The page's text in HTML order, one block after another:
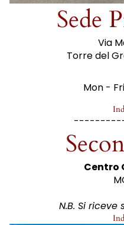
Sede
Via
Torre del
Mon -
Centro
N.B. Si